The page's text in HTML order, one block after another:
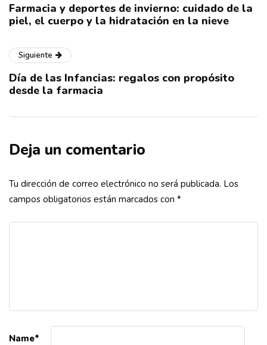
Farmacia y deportes de invierno: cuidado de la
piel, el cuerpo y la hidratación en la nieve
Siguiente
Día de las Infancias: regalos con propósito
desde la farmacia
Deja un comentario
Tu dirección de correo electrónico no será publicada. Los
campos obligatorios están marcados con *
Name*